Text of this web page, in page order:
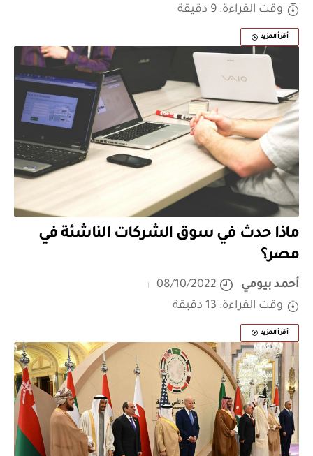
وقت القراءة: 9 دقيقة
أقرأ المزيد
ماذا حدث في سوق الشركات الناشئة في
مصر؟
أحمد بيومي
08/10/2022
وقت القراءة: 13 دقيقة
أقرأ المزيد